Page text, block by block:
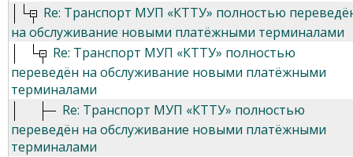
Re: Транспорт МУП «КТТУ» полностью
на обслуживание новыми платёжными терминалами
Re: Транспорт МУП «КТТУ» полностью
переведён на обслуживание новыми платёжными
терминалами
Re: Транспорт МУП «КТТУ» полностью
переведён на обслуживание новыми платёжными
терминалами